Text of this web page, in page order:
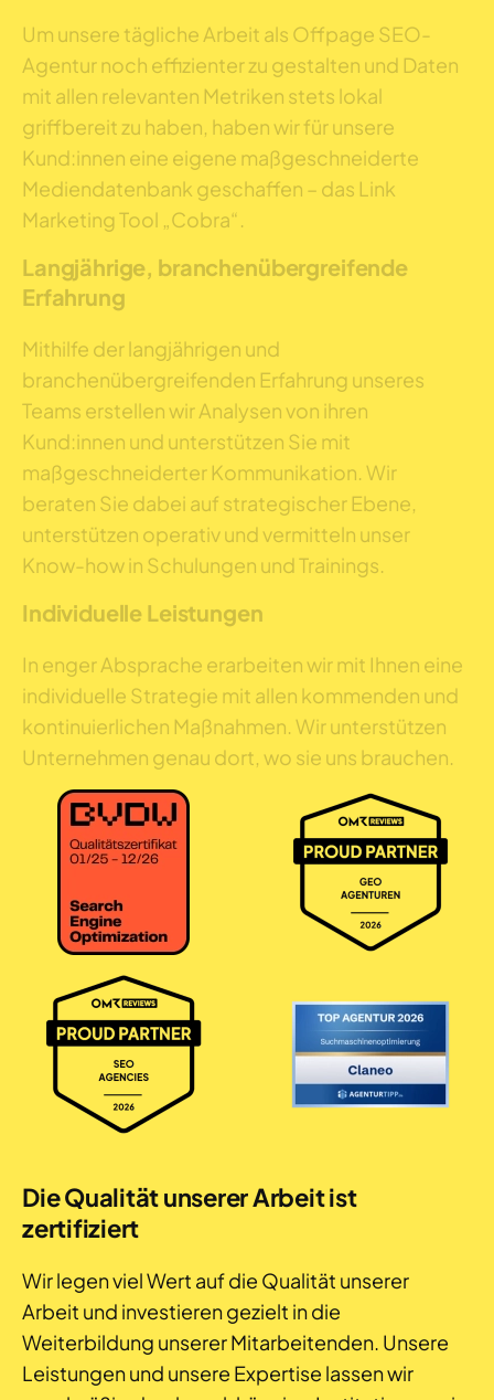
Um unsere tägliche Arbeit als Offpage SEO-
Agentur noch effizienter zu gestalten und Daten
mit allen relevanten Metriken stets lokal
griffbereit zu haben, haben wir für unsere
Kund:innen eine eigene maßgeschneiderte
Mediendatenbank geschaffen – das Link
Marketing Tool „Cobra“.
Langjährige, branchenübergreifende
Erfahrung
Mithilfe der langjährigen und
branchenübergreifenden Erfahrung unseres
Teams erstellen wir Analysen von ihren
Kund:innen und unterstützen Sie mit
maßgeschneiderter Kommunikation. Wir
beraten Sie dabei auf strategischer Ebene,
unterstützen operativ und vermitteln unser
Know-how in Schulungen und Trainings.
Individuelle Leistungen
In enger Absprache erarbeiten wir mit Ihnen eine
individuelle Strategie mit allen kommenden und
kontinuierlichen Maßnahmen. Wir unterstützen
Unternehmen genau dort, wo sie uns brauchen.
Die Qualität unserer Arbeit ist
zertifiziert
Wir legen viel Wert auf die Qualität unserer
Arbeit und investieren gezielt in die
Weiterbildung unserer Mitarbeitenden. Unsere
Leistungen und unsere Expertise lassen wir